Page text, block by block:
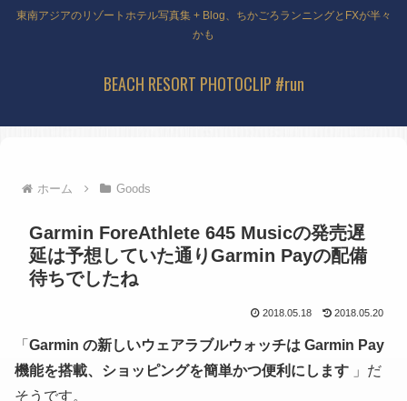
東南アジアのリゾートホテル写真集 + Blog、ちかごろランニングとFXが半々
かも
BEACH RESORT PHOTOCLIP #run
ホーム Goods
Garmin ForeAthlete 645 Musicの発売遅
延は予想していた通りGarmin Payの配備
待ちでしたね
2018.05.18 2018.05.20
「 Garmin の新しいウェアラブルウォッチは Garmin Pay
機能を搭載、ショッピングを簡単かつ便利にします 」だ
そうです。